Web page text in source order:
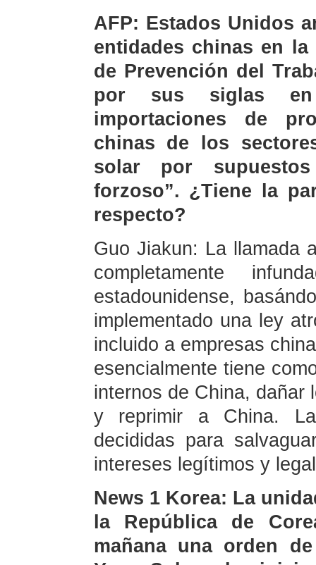
AFP: Estados Unidos
entidades chinas en
de Prevención del
por sus siglas en
importaciones de
chinas de los
solar por
forzoso”. ¿Tiene la
respecto?
Guo Jiakun: La llamada
completamente
estadounidense,
implementado una ley
incluido a empresas
esencialmente tiene
internos de China, dañar
y reprimir a China.
decididas para
intereses legítimos y
News 1 Korea: La
la República de
mañana una orden